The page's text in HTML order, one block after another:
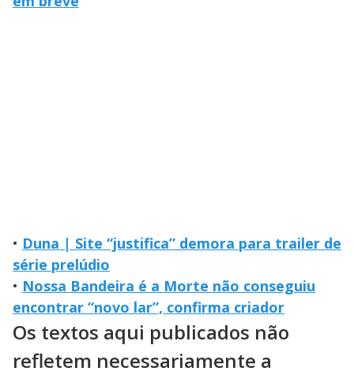
• Duna | Site “justifica” demora para trailer de
série prelúdio
• Nossa Bandeira é a Morte não conseguiu
encontrar “novo lar”, confirma criador
Os textos aqui publicados não
refletem necessariamente a